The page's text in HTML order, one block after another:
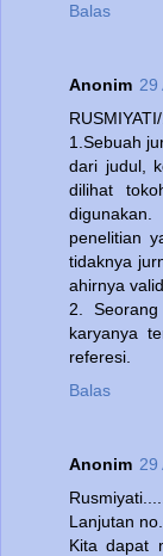
Balas
Anonim 29
1.Sebuah
dari judul,
dilihat
penelitian
tidaknya
ahirnya valid.
2.
karyanya
referesi.
Balas
Anonim 29
Rusmiyati.....
Lanjutan
Kita dapat